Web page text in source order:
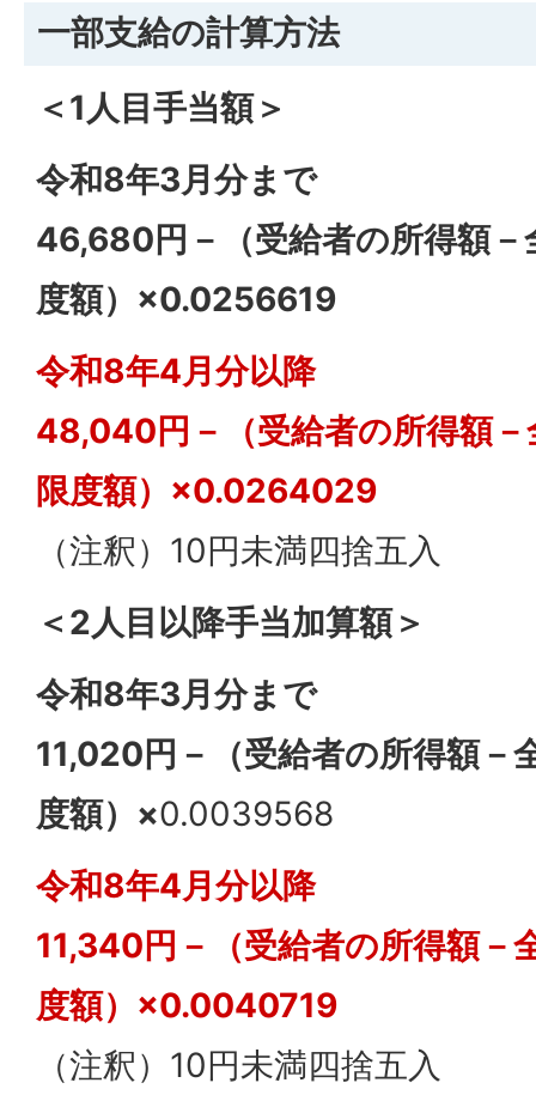
一部支給の計算方法
＜1人目手当額＞
令和8年3月分まで
46,680円－（受給者の所得額－
度額）×0.0256619
令和8年4月分以降
48,040円－（受給者の所得額－
限度額）×0.0264029
（注釈）10円未満四捨五入
＜2人目以降手当加算額＞
令和8年3月分まで
11,020円－（受給者の所得額－
度額）×0.0039568
令和8年4月分以降
11,340円－（受給者の所得額－
度額）×0.0040719
（注釈）10円未満四捨五入